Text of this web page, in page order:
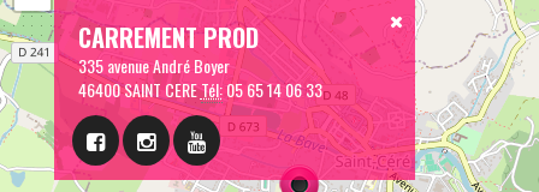
CARREMENT PROD
335 avenue André Boyer
46400 SAINT CERETél:05 65 14 06 33